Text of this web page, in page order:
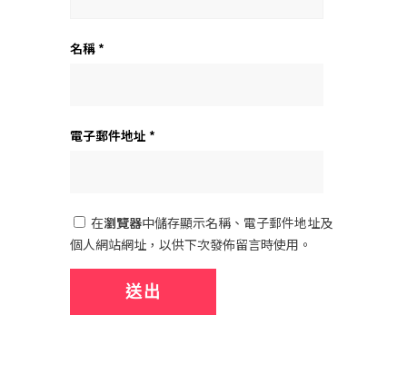
名稱 *
電子郵件地址 *
在瀏覽器中儲存顯示名稱、電子郵件地址及
個人網站網址，以供下次發佈留言時使用。